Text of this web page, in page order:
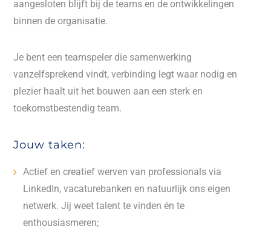
aangesloten blijft bij de teams en de ontwikkelingen
binnen de organisatie.
Je bent een teamspeler die samenwerking
vanzelfsprekend vindt, verbinding legt waar nodig en
plezier haalt uit het bouwen aan een sterk en
toekomstbestendig team.
Jouw taken:
Actief en creatief werven van professionals via
LinkedIn, vacaturebanken en natuurlijk ons eigen
netwerk. Jij weet talent te vinden én te
enthousiasmeren;